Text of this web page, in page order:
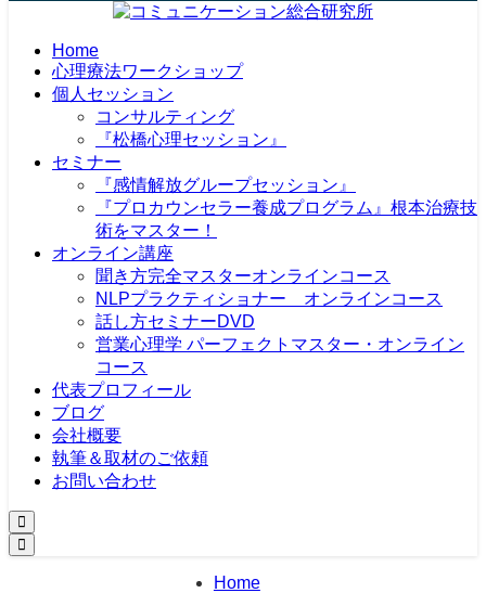
Home
心理療法ワークショップ
個人セッション
コンサルティング
『松橋心理セッション』
セミナー
『感情解放グループセッション』
『プロカウンセラー養成プログラム』根本治療技
術をマスター！
オンライン講座
聞き方完全マスターオンラインコース
NLPプラクティショナー オンラインコース
話し方セミナーDVD
営業心理学 パーフェクトマスター・オンライン
コース
代表プロフィール
ブログ
会社概要
執筆＆取材のご依頼
お問い合わせ
Home